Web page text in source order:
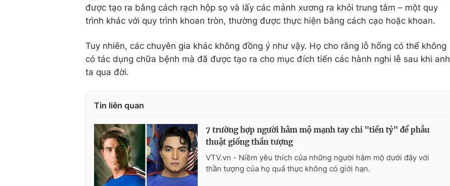
được tạo ra bằng cách rạch hộp sọ và lấy các mảnh xương ra khỏi trung tâm – một quy
trình khác với quy trình khoan tròn, thường được thực hiện bằng cách cạo hoặc khoan.
Tuy nhiên, các chuyên gia khác không đồng ý như vậy. Họ cho rằng lỗ hổng có thể không
có tác dụng chữa bệnh mà đã được tạo ra cho mục đích tiến các hành nghi lễ sau khi anh
ta qua đời.
Tin liên quan
7 trường hợp người hâm mộ mạnh tay chi "tiền tỷ" để phẫu
thuật giống thần tượng
VTV.vn - Niềm yêu thích của những người hâm mộ dưới đây với
thần tượng của họ quả thực không có giới hạn.